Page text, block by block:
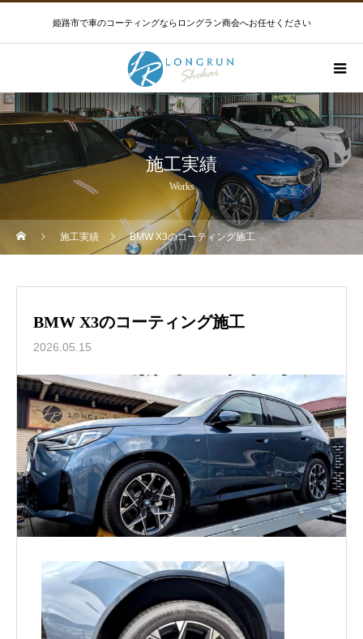
姫路市で車のコーティングならロングラン商会へお任せください
施工実績
Works
施工実績 BMW X3のコーティング施工
BMW X3のコーティング施工
2026.05.15